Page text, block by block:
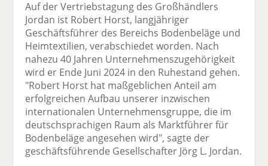
Auf der Vertriebstagung des Großhändlers
Jordan ist Robert Horst, langjähriger
Geschäftsführer des Bereichs Bodenbeläge und
Heimtextilien, verabschiedet worden. Nach
nahezu 40 Jahren Unternehmenszugehörigkeit
wird er Ende Juni 2024 in den Ruhestand gehen.
"Robert Horst hat maßgeblichen Anteil am
erfolgreichen Aufbau unserer inzwischen
internationalen Unternehmensgruppe, die im
deutschsprachigen Raum als Marktführer für
Bodenbeläge angesehen wird", sagte der
geschäftsführende Gesellschafter Jörg L. Jordan.